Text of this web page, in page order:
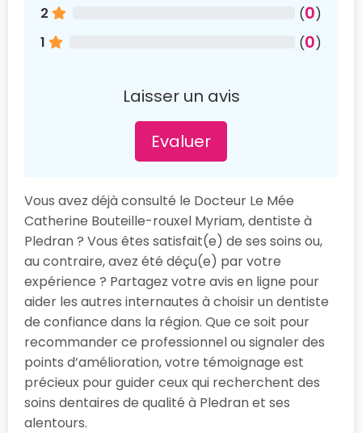
2
(0)
1
(0)
Laisser un avis
Evaluer
Vous avez déjà consulté le Docteur Le Mée
Catherine Bouteille-rouxel Myriam, dentiste à
Pledran ? Vous êtes satisfait(e) de ses soins ou,
au contraire, avez été déçu(e) par votre
expérience ? Partagez votre avis en ligne pour
aider les autres internautes à choisir un dentiste
de confiance dans la région. Que ce soit pour
recommander ce professionnel ou signaler des
points d’amélioration, votre témoignage est
précieux pour guider ceux qui recherchent des
soins dentaires de qualité à Pledran et ses
alentours.